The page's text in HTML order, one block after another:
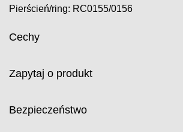
Pierścień/ring: RC0155/0156
Cechy
Zapytaj o produkt
Bezpieczeństwo